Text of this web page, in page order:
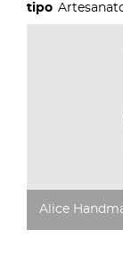
Alice